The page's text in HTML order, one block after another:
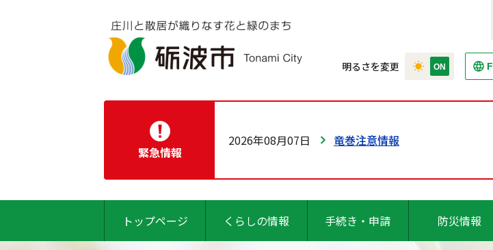
明るさを変更
緊急情報
2026年08月07日 竜巻注意情報
トップページ くらしの情報 手続き・申請 防災情報